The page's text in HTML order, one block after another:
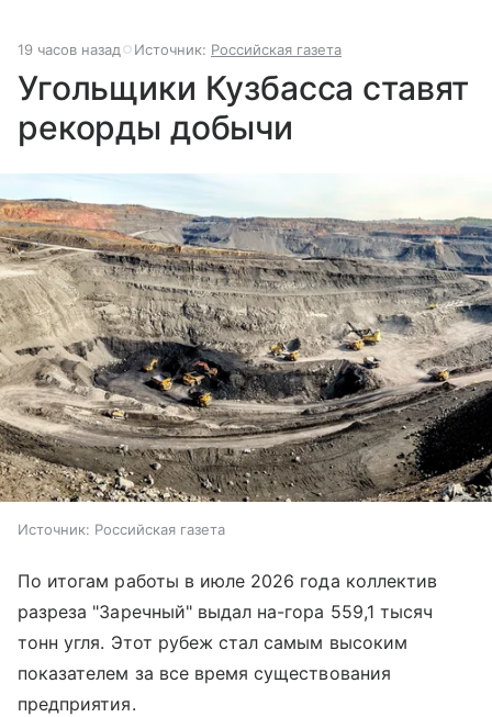
19 часов назад Источник: Российская газета
Угольщики Кузбасса ставят
рекорды добычи
Источник: Российская газета
По итогам работы в июле 2026 года коллектив
разреза "Заречный" выдал на-гора 559,1 тысяч
тонн угля. Этот рубеж стал самым высоким
показателем за все время существования
предприятия.